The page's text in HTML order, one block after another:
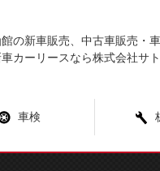
館の新車販売、中古車販売・
車カーリースなら株式会社サ
車検